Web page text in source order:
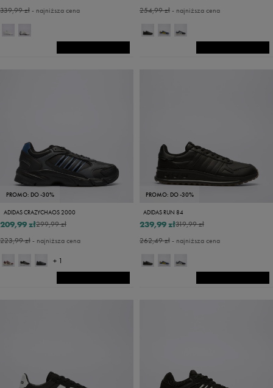
339,99 zł- najniższa cena 254,99 zł- najniższa cena
PROMO: DO -30%
ADIDAS CRAZYCHAOS 2000
299,99 zł
209,99 zł
223,99 zł- najniższa cena
+ 1
PROMO: DO -30%
ADIDAS RUN 84
319,99 zł
239,99 zł
262,49 zł- najniższa cena